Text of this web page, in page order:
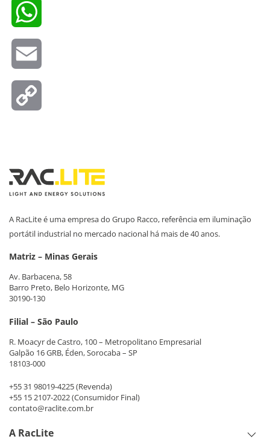
A RacLite é uma empresa do Grupo Racco, referência em iluminação
portátil industrial no mercado nacional há mais de 40 anos.
Matriz – Minas Gerais
Av. Barbacena, 58
Barro Preto, Belo Horizonte, MG
30190-130
Filial – São Paulo
R. Moacyr de Castro, 100 – Metropolitano Empresarial
Galpão 16 GRB, Éden, Sorocaba – SP
18103-000
+55 31 98019-4225(Revenda)
+55 15 2107-2022(Consumidor Final)
contato@raclite.com.br
A RacLite